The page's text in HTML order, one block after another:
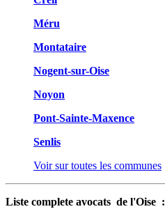
Méru
Montataire
Nogent-sur-Oise
Noyon
Pont-Sainte-Maxence
Senlis
Voir sur toutes les communes
Liste complete avocats de l'Oise :